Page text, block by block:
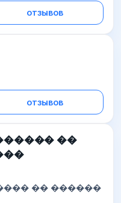
отзывов
отзывов
��
�� ������